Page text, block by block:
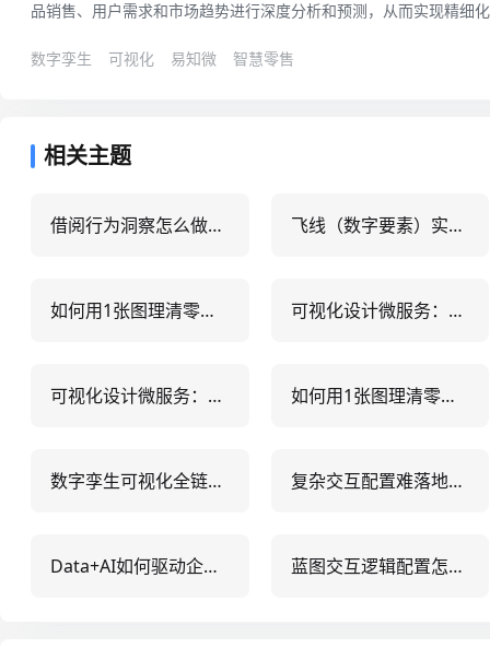
品销售、用户需求和市场趋势进行深度分析和预测，从而实现精细
和系统之间可以实现信息共享和智能联动，从而实现全程自动化和
数字孪生 可视化 易知微 智慧零售
相关主题
借阅行为洞察怎么做？5个数据可视化方案驱动图书馆精准运营 飞线（数字要素）实战指南：5大应用场景+3类避坑策略，提升数据可视化决策效率
如何用1张图理清零售客户-产品-物流关系可视化？3大实战案例解析 可视化设计微服务：5大实战方案解决分布式系统架构难题
可视化设计微服务：5大落地难题与3步高效实施方案 如何用1张图理清零售客户-产品-物流关系可视化？3大实战案例解析
数字孪生可视化全链路服务：5大核心能力+3步落地指南 复杂交互配置难落地？5大行业实战案例+配置效率提升300%方法论
Data+AI如何驱动企业智能决策？5个落地场景与数据可视化实战指南 蓝图交互逻辑配置怎么做？5步实现高效可视化配置与零代码联动